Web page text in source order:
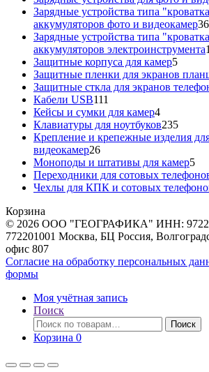
Зарядные устройства типа
аккумуляторов фото и видеокамер
Зарядные устройства типа
аккумуляторов электроинструмента
Защитные корпуса для камер55
Защитные пленки для экранов
Защитные сткла для экранов
Кабели USB111
товаров
Кейсы и сумки для камер44
товара
Клавиатуры для ноутбуков235235
Крепление и крепежные изделия
видеокамер2626
товаров
Моноподы и штативы для камер55
Переходники для сотовых
Чехлы для КПК и сотовых
Корзина
© 2026 ООО "ГЕОГРАФИКА" ИНН:
772201001 Москва, БЦ Россия,
офис 807
Согласие на обработку персональных
формы
Моя учётная запись
Поиск
Искать:
Поиск
Корзина 0